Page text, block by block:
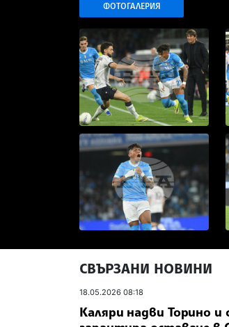
ФОТОГАЛЕРИЯ
СВЪРЗАНИ НОВИНИ
18.05.2026 08:18
Каляри надви Торино и